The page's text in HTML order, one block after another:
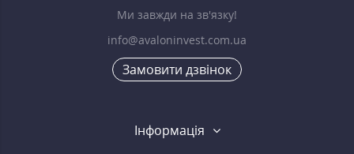
Ми завжди на зв'язку!
info@avaloninvest.com.ua
Замовити дзвінок
Інформація